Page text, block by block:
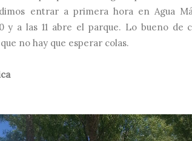
entrar a primera hora en Agua
y a las 11 abre el parque. Lo bueno de
no hay que esperar colas.